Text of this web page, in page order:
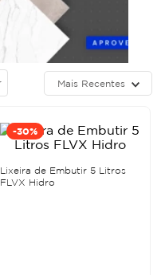
Mais Recentes
-30%
Lixeira de Embutir 5 Litros
FLVX Hidro